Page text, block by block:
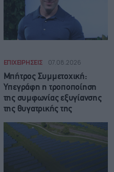
ΕΠΙΧΕΙΡΗΣΕΙΣ 07.08.2026
Μπήτρος Συμμετοχική:
Υπεγράφη η τροποποίηση
της συμφωνίας εξυγίανσης
της θυγατρικής της